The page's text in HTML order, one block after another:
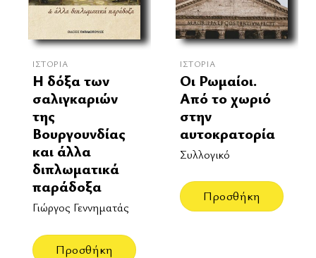
ΙΣΤΟΡΊΑ
Η δόξα των
σαλιγκαριών
της
Βουργουνδίας
και άλλα
διπλωματικά
παράδοξα
Γιώργος Γεννηματάς
Προσθήκη
ΙΣΤΟΡΊΑ
Οι Ρωμαίοι.
Από το χωριό
στην
αυτοκρατορία
Συλλογικό
Προσθήκη